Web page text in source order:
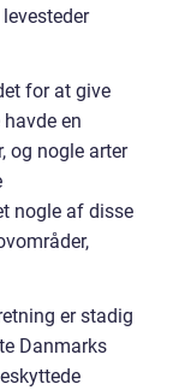
for at give
en
og nogle arter
nogle af disse
er stadig
Danmarks